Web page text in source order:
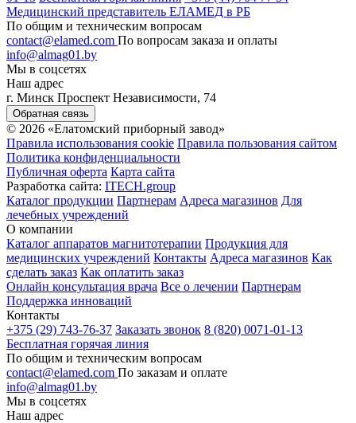
Медицинский представитель ЕЛАМЕД в РБ
По общим и техническим вопросам
contact@elamed.com По вопросам заказа и оплаты
info@almag01.by
Мы в соцсетях
Наш адрес
г. Минск Проспект Независимости, 74
Обратная связь
© 2026 «Елатомский приборный завод»
Правила использования cookie Правила пользования сайтом
Политика конфиденциальности
Публичная оферта Карта сайта
Разработка сайта: ITECH.group
Каталог продукции Партнерам Адреса магазинов Для
лечебных учреждений
О компании
Каталог аппаратов магнитотерапии Продукция для
медицинских учреждений Контакты Адреса магазинов Как
сделать заказ Как оплатить заказ
Онлайн консультация врача Все о лечении Партнерам
Поддержка инноваций
Контакты
+375 (29) 743-76-37 Заказать звонок 8 (820) 0071-01-13
Бесплатная горячая линия
По общим и техническим вопросам
contact@elamed.com По заказам и оплате
info@almag01.by
Мы в соцсетях
Наш адрес